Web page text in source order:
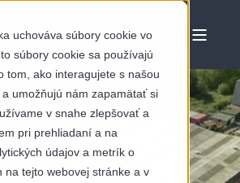
uchováva súbory cookie vo
súbory cookie sa používajú
tom, ako interagujete s našou
umožňujú nám zapamätať si
v snahe zlepšovať a
pri prehliadaní a na
údajov a metrík o
na tejto webovej stránke a v